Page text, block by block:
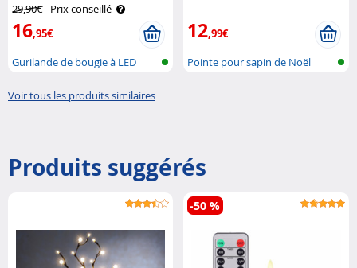
29,90€ Prix conseillé
16,95€
Gurilande de bougie à LED
12,99€
Pointe pour sapin de Noël
Voir tous les produits similaires
Produits suggérés
-50 %